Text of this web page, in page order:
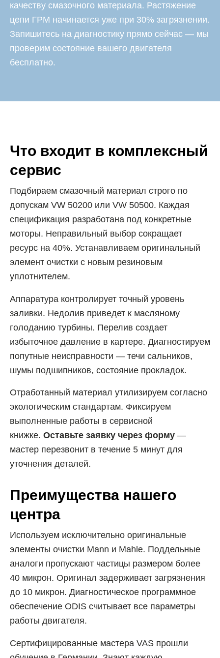
качеству смазочного материала. Растяжение
цепи ГРМ начинается уже при 30% загрязнении.
Запишитесь на диагностику прямо сейчас — мы
проверим состояние вашего двигателя
бесплатно.
Что входит в комплексный
сервис
Подбираем смазочный материал строго по
допускам VW 50200 или VW 50500. Каждая
спецификация разработана под конкретные
моторы. Неправильный выбор сокращает
ресурс на 40%. Устанавливаем оригинальный
элемент очистки с новым резиновым
уплотнителем.
Аппаратура контролирует точный уровень
заливки. Недолив приведет к масляному
голоданию турбины. Перелив создает
избыточное давление в картере. Диагностируем
попутные неисправности — течи сальников,
шумы подшипников, состояние прокладок.
Отработанный материал утилизируем согласно
экологическим стандартам. Фиксируем
выполненные работы в сервисной
книжке. Оставьте заявку через форму —
мастер перезвонит в течение 5 минут для
уточнения деталей.
Преимущества нашего
центра
Используем исключительно оригинальные
элементы очистки Mann и Mahle. Поддельные
аналоги пропускают частицы размером более
40 микрон. Оригинал задерживает загрязнения
до 10 микрон. Диагностическое программное
обеспечение ODIS считывает все параметры
работы двигателя.
Сертифицированные мастера VAS прошли